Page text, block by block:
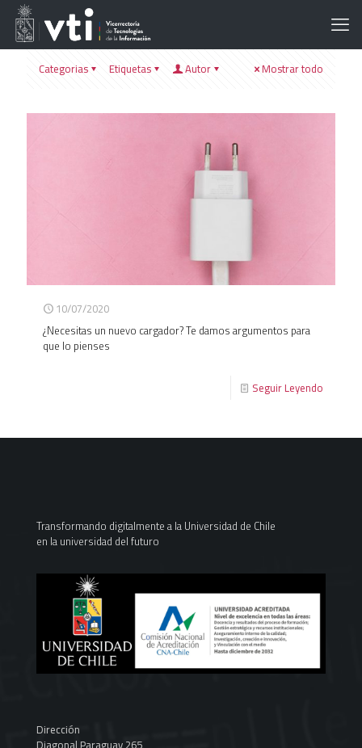
Categorias Etiquetas Autor Mostrar todo
10/07/2020
¿Necesitas un nuevo cargador? Te damos argumentos para
que lo pienses
Seguir Leyendo
Transformando digitalmente a la Universidad de Chile
en la universidad del futuro
Dirección